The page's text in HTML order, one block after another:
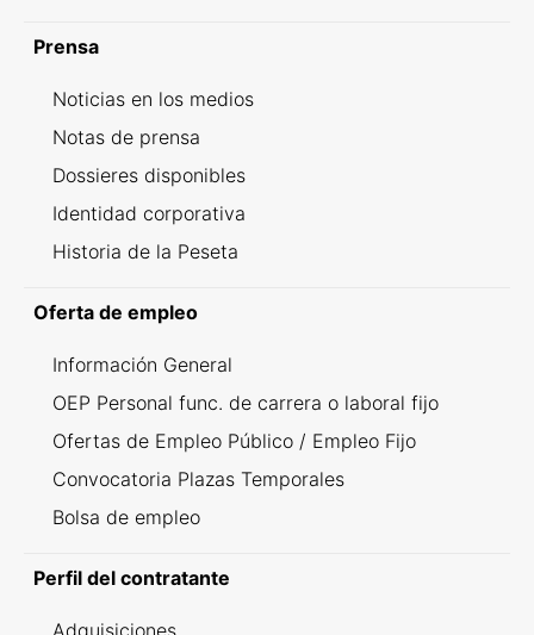
Prensa
Noticias en los medios
Notas de prensa
Dossieres disponibles
Identidad corporativa
Historia de la Peseta
Oferta de empleo
Información General
OEP Personal func. de carrera o laboral fijo
Ofertas de Empleo Público / Empleo Fijo
Convocatoria Plazas Temporales
Bolsa de empleo
Perfil del contratante